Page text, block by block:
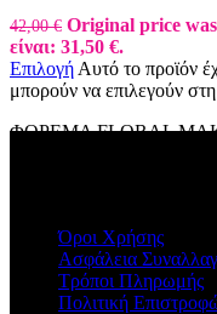
42,00€ Original price
είναι: 31,50 €.
Επιλογή Αυτό το προϊόν
μπορούν να επιλεγούν
ΦΟΡΕΜΑ FLORAL
Όροι Χρήσης
Ασφάλεια
Τρόποι Πληρωμής
Πολιτική